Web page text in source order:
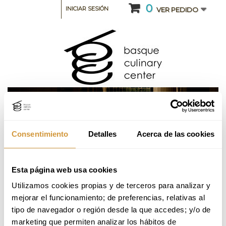
Consentimiento Detalles Acerca de las cookies
Esta página web usa cookies
Utilizamos cookies propias y de terceros para analizar y
mejorar el funcionamiento; de preferencias, relativas al
tipo de navegador o región desde la que accedes; y/o de
marketing que permiten analizar los hábitos de
0 VER PEDIDO
INICIAR SESIÓN
Curso intensivo de Técnicas de Cocción de
Fondos y Salsas_2ª Edición_2026 (Online)
Volver a Oferta Formativa